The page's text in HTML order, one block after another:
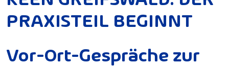
PRAXISTEIL BEGINNT
Vor-Ort-Gespräche zur